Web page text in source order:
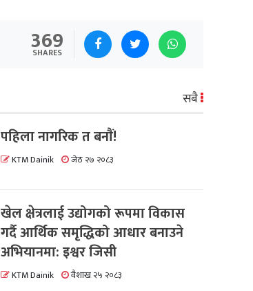
369
SHARES
सबै
पहिला नागरिक त बनाैं!
KTM Dainik जेठ २७ २०८३
खेल क्षेत्रलाई उद्योगको रूपमा विकास
गर्दै आर्थिक समृद्धिको आधार बनाउने
अभियानमा: इश्वर जिसी
KTM Dainik वैशाख २५ २०८३